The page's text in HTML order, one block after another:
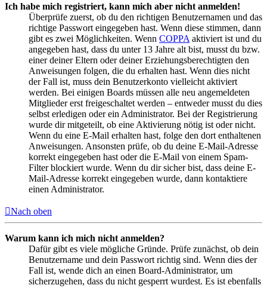
Ich habe mich registriert, kann mich aber nicht anmelden!
Überprüfe zuerst, ob du den richtigen Benutzernamen und das
richtige Passwort eingegeben hast. Wenn diese stimmen, dann
gibt es zwei Möglichkeiten. Wenn COPPA aktiviert ist und du
angegeben hast, dass du unter 13 Jahre alt bist, musst du bzw.
einer deiner Eltern oder deiner Erziehungsberechtigten den
Anweisungen folgen, die du erhalten hast. Wenn dies nicht
der Fall ist, muss dein Benutzerkonto vielleicht aktiviert
werden. Bei einigen Boards müssen alle neu angemeldeten
Mitglieder erst freigeschaltet werden – entweder musst du dies
selbst erledigen oder ein Administrator. Bei der Registrierung
wurde dir mitgeteilt, ob eine Aktivierung nötig ist oder nicht.
Wenn du eine E-Mail erhalten hast, folge den dort enthaltenen
Anweisungen. Ansonsten prüfe, ob du deine E-Mail-Adresse
korrekt eingegeben hast oder die E-Mail von einem Spam-
Filter blockiert wurde. Wenn du dir sicher bist, dass deine E-
Mail-Adresse korrekt eingegeben wurde, dann kontaktiere
einen Administrator.
Nach oben
Warum kann ich mich nicht anmelden?
Dafür gibt es viele mögliche Gründe. Prüfe zunächst, ob dein
Benutzername und dein Passwort richtig sind. Wenn dies der
Fall ist, wende dich an einen Board-Administrator, um
sicherzugehen, dass du nicht gesperrt wurdest. Es ist ebenfalls